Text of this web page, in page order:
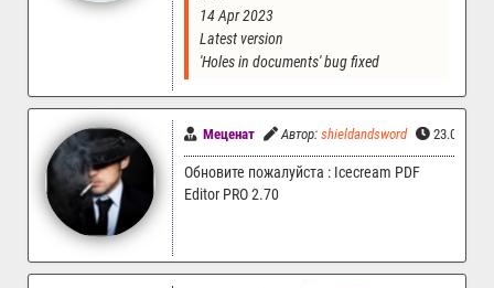
14 Apr 2023
Latest version
'Holes in documents' bug fixed
Меценат Автор: shieldandsword
Обновите пожалуйста : Icecream PDF
Editor PRO 2.70